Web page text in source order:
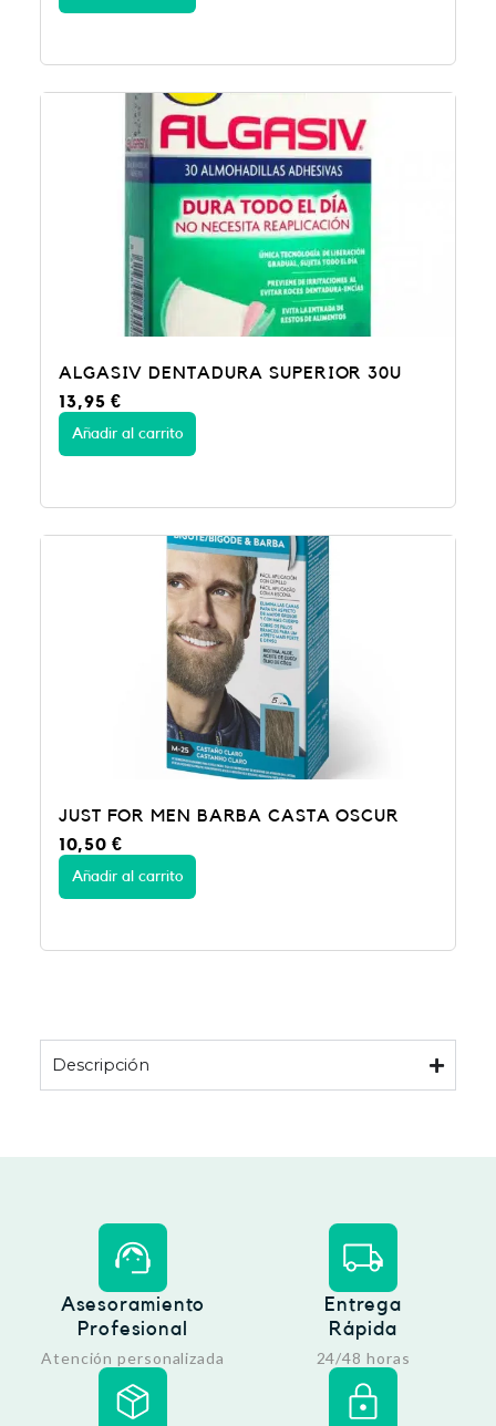
ALGASIV DENTADURA SUPERIOR 30U
13,95€
Añadir al carrito
JUST FOR MEN BARBA CASTA OSCUR
10,50€
Añadir al carrito
Descripción
Asesoramiento
Profesional
Atención personalizada
Entrega
Rápida
24/48 horas